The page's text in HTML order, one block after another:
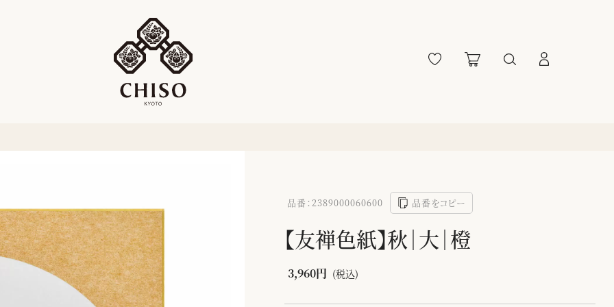
品番：2389000060600 品番をコピー
【友禅色紙】秋｜大｜橙
3,960円 (税込)